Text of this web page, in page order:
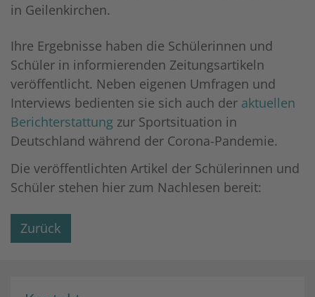
in Geilenkirchen.
Ihre Ergebnisse haben die Schülerinnen und
Schüler in informierenden Zeitungsartikeln
veröffentlicht. Neben eigenen Umfragen und
Interviews bedienten sie sich auch der aktuellen
Berichterstattung zur Sportsituation in
Deutschland während der Corona-Pandemie.
Die veröffentlichten Artikel der Schülerinnen und
Schüler stehen hier zum Nachlesen bereit:
Zurück